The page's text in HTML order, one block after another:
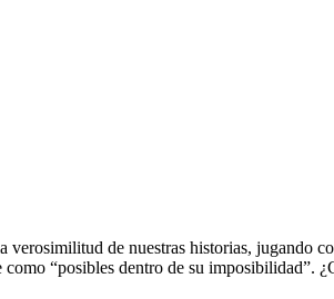
de nuestras historias, jugando
“posibles dentro de su imposibilidad”.